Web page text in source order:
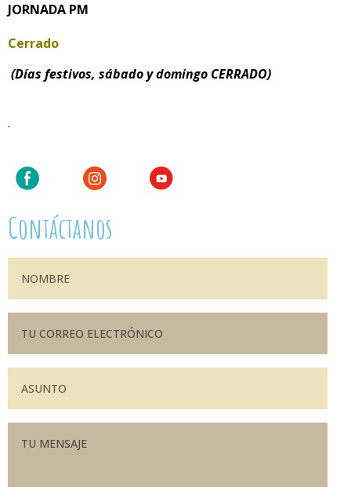
JORNADA PM
Cerrado
(Días festivos, sábado y domingo CERRADO)
.
Contáctanos